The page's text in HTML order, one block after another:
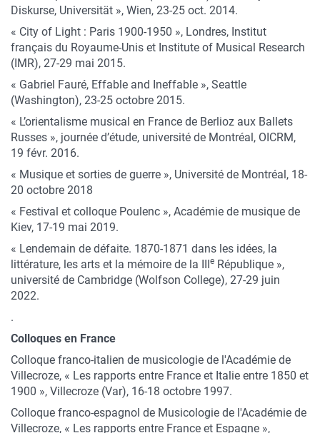
Diskurse, Universität », Wien, 23-25 oct. 2014.
« City of Light : Paris 1900-1950 », Londres, Institut
français du Royaume-Unis et Institute of Musical Research
(IMR), 27-29 mai 2015.
« Gabriel Fauré, Effable and Ineffable », Seattle
(Washington), 23-25 octobre 2015.
« L’orientalisme musical en France de Berlioz aux Ballets
Russes », journée d’étude, université de Montréal, OICRM,
19 févr. 2016.
« Musique et sorties de guerre », Université de Montréal, 18-
20 octobre 2018
« Festival et colloque Poulenc », Académie de musique de
Kiev, 17-19 mai 2019.
« Lendemain de défaite. 1870-1871 dans les idées, la
littérature, les arts et la mémoire de la IIIe République »,
université de Cambridge (Wolfson College), 27-29 juin
2022.
.
Colloques en France
Colloque franco-italien de musicologie de l'Académie de
Villecroze, « Les rapports entre France et Italie entre 1850 et
1900 », Villecroze (Var), 16-18 octobre 1997.
Colloque franco-espagnol de Musicologie de l'Académie de
Villecroze, « Les rapports entre France et Espagne »,